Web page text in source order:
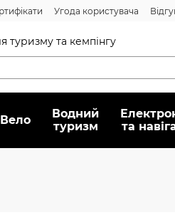
Угода користувача
туризму та кемпінгу
Вело
Водний
туризм
та